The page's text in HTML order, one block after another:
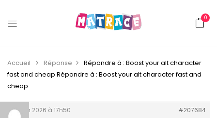
0
Accueil Réponse
Répondre à : Boost your alt character
fast and cheap Répondre à : Boost your alt character fast and
cheap
25 juin 2026 à 17h50
#207684